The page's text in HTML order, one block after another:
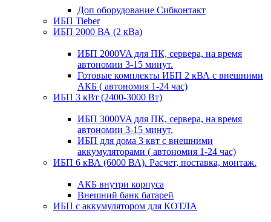
Доп оборудование Сибконтакт
ИБП Tieber
ИБП 2000 ВА (2 кВа)
ИБП 2000VA для ПК, сервера, на время
автономии 3-15 минут.
Готовые комплекты ИБП 2 кВА с внешними
АКБ ( автономия 1-24 час)
ИБП 3 кВт (2400-3000 Вт)
ИБП 3000VA для ПК, сервера, на время
автономии 3-15 минут.
ИБП для дома 3 квт с внешними
аккумуляторами ( автономия 1-24 час)
ИБП 6 кВА (6000 ВА). Расчет, поставка, монтаж.
АКБ внутри корпуса
Внешний банк батарей
ИБП с аккумулятором для КОТЛА